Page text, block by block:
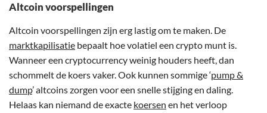
Altcoin voorspellingen
Altcoin voorspellingen zijn erg lastig om te maken. De
marktkapilisatie bepaalt hoe volatiel een crypto munt is.
Wanneer een cryptocurrency weinig houders heeft, dan
schommelt de koers vaker. Ook kunnen sommige ‘pump &
dump’ altcoins zorgen voor een snelle stijging en daling.
Helaas kan niemand de exacte koersen en het verloop